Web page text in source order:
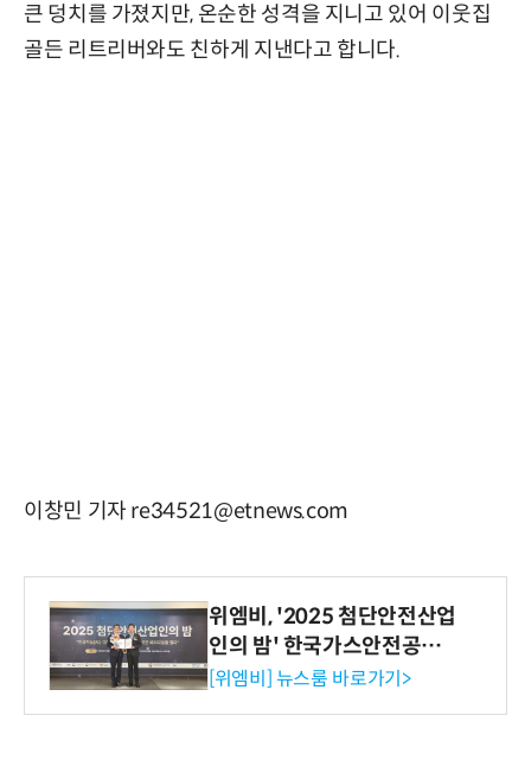
큰 덩치를 가졌지만, 온순한 성격을 지니고 있어 이웃집
골든 리트리버와도 친하게 지낸다고 합니다.
이창민 기자 re34521@etnews.com
위엠비, '2025 첨단안전산업
인의 밤' 한국가스안전공사
사장상 수상
[위엠비] 뉴스룸 바로가기>